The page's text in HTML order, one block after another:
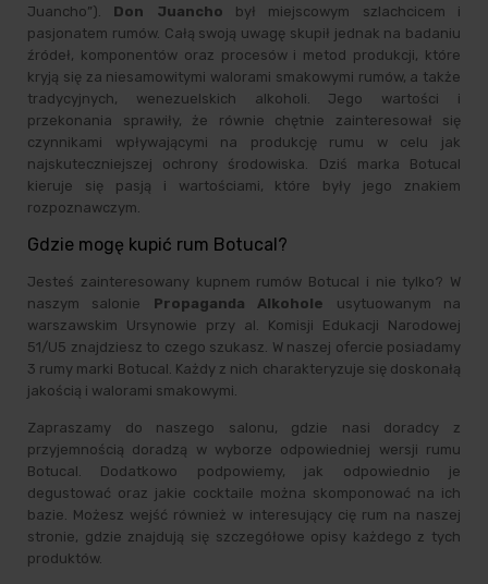
Juancho”). Don Juancho był miejscowym szlachcicem i
pasjonatem rumów. Całą swoją uwagę skupił jednak na badaniu
źródeł, komponentów oraz procesów i metod produkcji, które
kryją się za niesamowitymi walorami smakowymi rumów, a także
tradycyjnych, wenezuelskich alkoholi. Jego wartości i
przekonania sprawiły, że równie chętnie zainteresował się
czynnikami wpływającymi na produkcję rumu w celu jak
najskuteczniejszej ochrony środowiska. Dziś marka Botucal
kieruje się pasją i wartościami, które były jego znakiem
rozpoznawczym.
Gdzie mogę kupić rum Botucal?
Jesteś zainteresowany kupnem rumów Botucal i nie tylko? W
naszym salonie Propaganda Alkohole usytuowanym na
warszawskim Ursynowie przy al. Komisji Edukacji Narodowej
51/U5 znajdziesz to czego szukasz. W naszej ofercie posiadamy
3 rumy marki Botucal. Każdy z nich charakteryzuje się doskonałą
jakością i walorami smakowymi.
Zapraszamy do naszego salonu, gdzie nasi doradcy z
przyjemnością doradzą w wyborze odpowiedniej wersji rumu
Botucal. Dodatkowo podpowiemy, jak odpowiednio je
degustować oraz jakie cocktaile można skomponować na ich
bazie. Możesz wejść również w interesujący cię rum na naszej
stronie, gdzie znajdują się szczegółowe opisy każdego z tych
produktów.